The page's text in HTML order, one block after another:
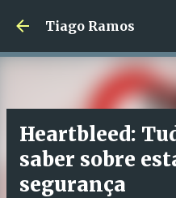
Avançar para o
Tiago Ramos
Heartbleed:
saber sobre
segurança